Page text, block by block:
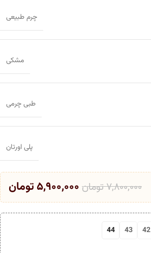
چرم طبیعی
مشکی
طبی چرمی
پلی اورتان
۷,۸۰۰,۰۰۰تومان ۵,۹۰۰,۰۰۰ تومان
42
43
44